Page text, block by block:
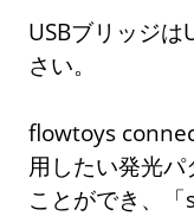
USBブリッジは
さい。
flowtoys
用したい発光
ことができ、